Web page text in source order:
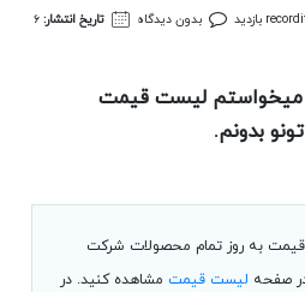
بدون دیدگاه تاریخ انتشار:۶
میخواستم لیست قیمت
بدونم.
به روز تمام محصولات شرکت
در صفحه لیست قیمت مشاهده کنید. در